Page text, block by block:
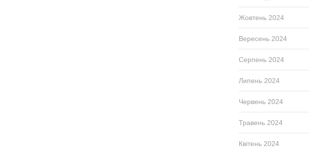
Жовтень 2024
Вересень 2024
Серпень 2024
Липень 2024
Червень 2024
Травень 2024
Квітень 2024